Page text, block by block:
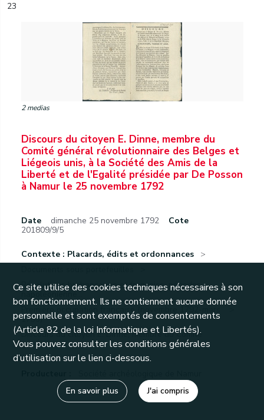
23
2 medias
Discours du citoyen E. Dinne, membre du
Comité général révolutionnaire des Belges et
Liégeois unis, à la Société des Amis de la
Liberté et de l'Egalité présidée par De Posson
à Namur le 25 novembre 1792
Date dimanche 25 novembre 1792
Cote
201809/9/5
Contexte : Placards, édits et ordonnances
Révolutions brabançonne et française, périodes
napoléonienne...
Première occupation française (novembre 1792-mars
1793)
Discours du citoyen E. Dinne, membre du Comité
général...
Ce site utilise des cookies techniques nécessaires à son
bon fonctionnement. Ils ne contiennent aucune donnée
personnelle et sont exemptés de consentements
(Article 82 de la loi Informatique et Libertés).
Vous pouvez consulter les conditions générales
d’utilisation sur le lien ci-dessous.
En savoir plus J'ai compris